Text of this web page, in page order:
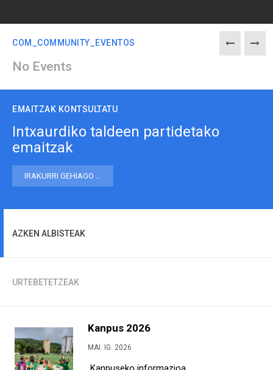
COM_COMMUNITY_EVENTOS
EMAITZAK KONTSULTATU
Intxaurdiko taldeen partidetako
emaitzak
IRAKURRI GEHIAGO ...
AZKEN ALBISTEAK
URTEBETETZEAK
Kanpus 2026
MAI. IG. 2026